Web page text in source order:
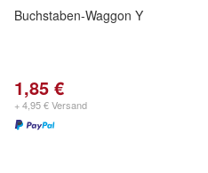
Buchstaben-Waggon Y
1,85 €
+ 4,95 € Versand